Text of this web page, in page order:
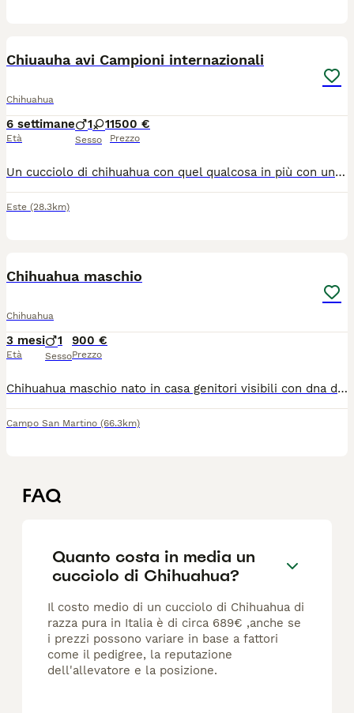
Chiuauha avi Campioni internazionali
Chihuahua
6 settimane
Età
1 1
Sesso
1500 €
Prezzo
Un cucciolo di chihuahua con quel qualcosa in più con una genetica riconosciuta al 100% la sua discendenza diretta con molti campioni nazionali ed internazionali bellezza e riproduzione vediamo tutti i soggetti hanno il sangue depositato, se cerchi sicurezza bellezza salute tutto dichiarato iniziamo le prenotazioni i cuccioli verranno ceduti con pedigree microchip vaccini sverminazione, certificato buona salute per altre info contattatemi,obbligatorio acconto per prenotare il cucciolo,una volta nati
Este (28.3km)
Chihuahua maschio
Chihuahua
3 mesi
Età
1
Sesso
900 €
Prezzo
Chihuahua maschio nato in casa genitori visibili con dna depositato e pedegree. Cucciolo con pelo raso nero dentatura a forbice taglia media corretto testicoli in sede abituato alla traversina
Campo San Martino (66.3km)
FAQ
Quanto costa in media un
cucciolo di Chihuahua?
Il costo medio di un cucciolo di Chihuahua di
razza pura in Italia è di circa 689€ ,anche se
i prezzi possono variare in base a fattori
come il pedigree, la reputazione
dell'allevatore e la posizione.